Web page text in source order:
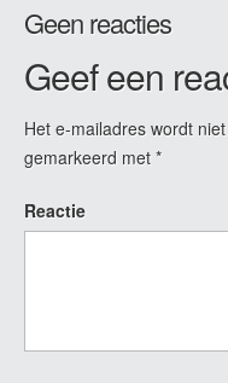
Geen reacties
Geef een
Het e-mailadres wordt
gemarkeerd met *
Reactie